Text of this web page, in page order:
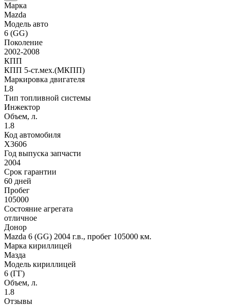
Марка
Mazda
Модель авто
6 (GG)
Поколение
2002-2008
КПП
КПП 5-ст.мех.(МКПП)
Маркировка двигателя
L8
Тип топливной системы
Инжектор
Объем, л.
1.8
Код автомобиля
X3606
Год выпуска запчасти
2004
Срок гарантии
60 дней
Пробег
105000
Состояние агрегата
отличное
Донор
Mazda 6 (GG) 2004 г.в., пробег 105000 км.
Марка кириллицей
Мазда
Модель кириллицей
6 (ГГ)
Объем, л.
1.8
Отзывы